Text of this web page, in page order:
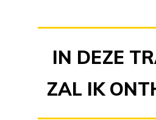
IN DEZE
ZAL IK